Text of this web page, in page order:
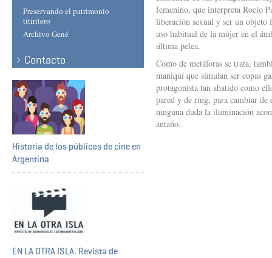
Preservando el patrimonio
titiritero
Archivo Gené
Contacto
Historia de los públicos de cine en
Argentina
EN LA OTRA ISLA. Revista de
femenino, que interpreta Rocío
liberación sexual y ser un objeto
uso habitual de la mujer en el
última pelea.
Como de metáforas se trata,
maniquí que simulan ser copas
protagonista tan abatido como
pared y de ring, para cambiar
ninguna duda la iluminación
antaño.